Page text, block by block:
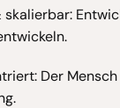
skalierbar:
Der